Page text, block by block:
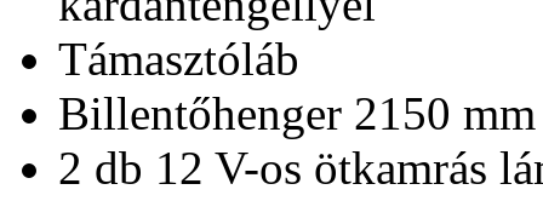
Támasztóláb
Billentőhenger 2150
2 db 12 V-os ötkamrás